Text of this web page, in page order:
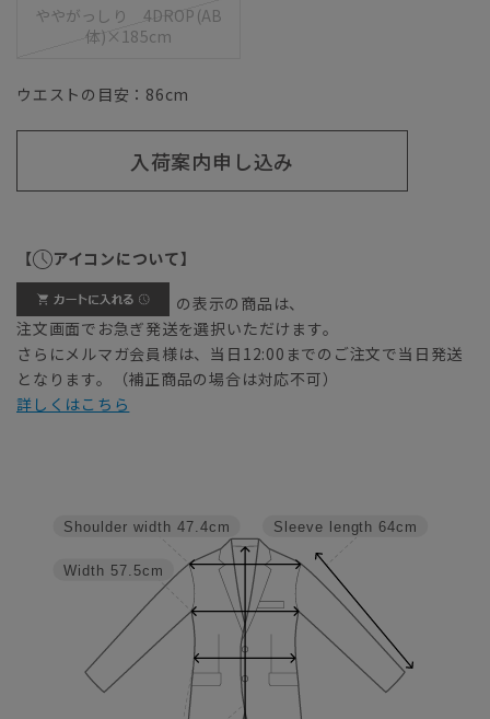
ややがっしり 4DROP(AB
体)×185cm
ウエストの目安： 86cm
入荷案内申し込み
【 アイコンについて】
の表示の商品は、
注文画面でお急ぎ発送を選択いただけます。
さらにメルマガ会員様は、当日12:00までのご注文で当日発送
となります。（補正商品の場合は対応不可）
詳しくはこちら
Sleeve length 64cm
Width 57.5cm
Shoulder width 47.4cm